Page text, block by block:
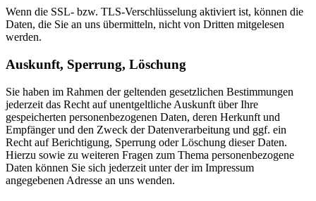
Wenn die SSL- bzw. TLS-Verschlüsselung aktiviert ist, können die
Daten, die Sie an uns übermitteln, nicht von Dritten mitgelesen
werden.
Auskunft, Sperrung, Löschung
Sie haben im Rahmen der geltenden gesetzlichen Bestimmungen
jederzeit das Recht auf unentgeltliche Auskunft über Ihre
gespeicherten personenbezogenen Daten, deren Herkunft und
Empfänger und den Zweck der Datenverarbeitung und ggf. ein
Recht auf Berichtigung, Sperrung oder Löschung dieser Daten.
Hierzu sowie zu weiteren Fragen zum Thema personenbezogene
Daten können Sie sich jederzeit unter der im Impressum
angegebenen Adresse an uns wenden.